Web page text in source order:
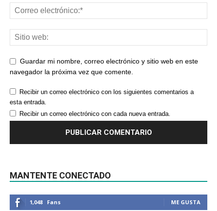
Guardar mi nombre, correo electrónico y sitio web en este
navegador la próxima vez que comente.
Recibir un correo electrónico con los siguientes comentarios a
esta entrada.
Recibir un correo electrónico con cada nueva entrada.
MANTENTE CONECTADO
1,048 Fans ME GUSTA